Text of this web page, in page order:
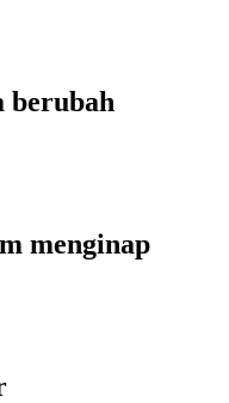
berubah
menginap